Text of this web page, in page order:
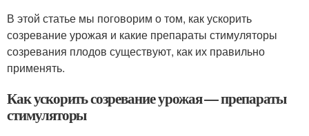
В этой статье мы поговорим о том, как ускорить
созревание урожая и какие препараты стимуляторы
созревания плодов существуют, как их правильно
применять.
Как ускорить созревание урожая — препараты
стимуляторы